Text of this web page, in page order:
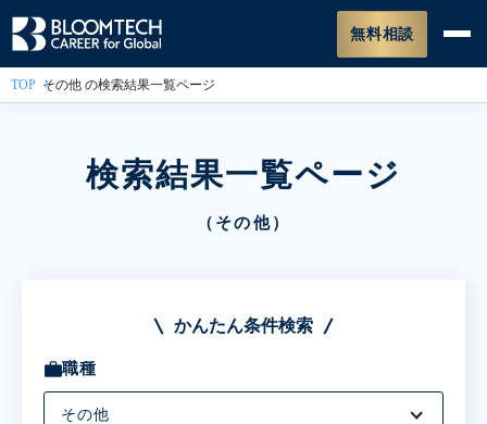
無料相談
TOP その他 の検索結果一覧ページ
検索結果一覧ページ
（その他）
かんたん条件検索
職種
その他